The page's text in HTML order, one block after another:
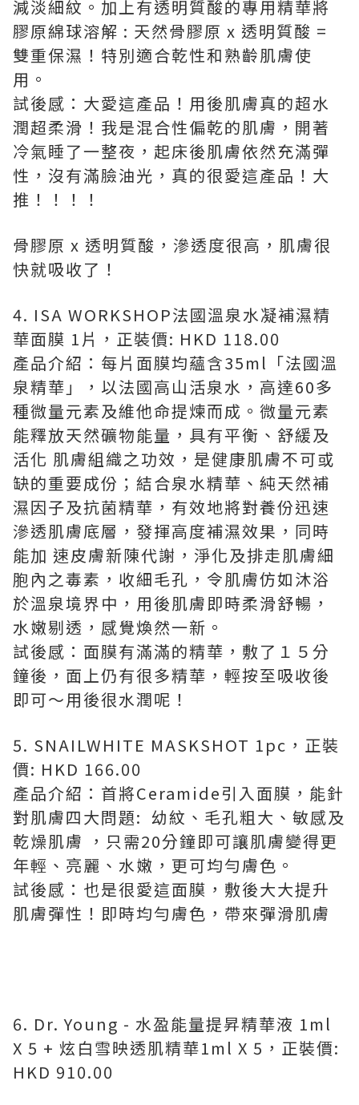
減淡細紋。加上有透明質酸的專用精華將
膠原綿球溶解 : 天然骨膠原 x 透明質酸 =
雙重保濕！特別適合乾性和熟齡肌膚使
用。
試後感：大愛這產品！用後肌膚真的超水
潤超柔滑！我是混合性偏乾的肌膚，開著
冷氣睡了一整夜，起床後肌膚依然充滿彈
性，沒有滿臉油光，真的很愛這產品！大
推！！！！
骨膠原 x 透明質酸，滲透度很高，肌膚很
快就吸收了！
4. ISA WORKSHOP法國溫泉水凝補濕精
華面膜 1片，正裝價: HKD 118.00
產品介紹：每片面膜均蘊含35ml「法國溫
泉精華」，以法國高山活泉水，高達60多
種微量元素及維他命提煉而成。微量元素
能釋放天然礦物能量，具有平衡、舒緩及
活化 肌膚組織之功效，是健康肌膚不可或
缺的重要成份；結合泉水精華、純天然補
濕因子及抗菌精華，有效地將對養份迅速
滲透肌膚底層，發揮高度補濕效果，同時
能加 速皮膚新陳代謝，淨化及排走肌膚細
胞內之毒素，收細毛孔，令肌膚仿如沐浴
於溫泉境界中，用後肌膚即時柔滑舒暢，
水嫩剔透，感覺煥然一新。
試後感：面膜有滿滿的精華，敷了１５分
鐘後，面上仍有很多精華，輕按至吸收後
即可～用後很水潤呢！
5. SNAILWHITE MASKSHOT 1pc，正裝
價: HKD 166.00
產品介紹：首將Ceramide引入面膜，能針
對肌膚四大問題: 幼紋、毛孔粗大、敏感及
乾燥肌膚 ，只需20分鐘即可讓肌膚變得更
年輕、亮麗、水嫩，更可均勻膚色。
試後感：也是很愛這面膜，敷後大大提升
肌膚彈性！即時均勻膚色，帶來彈滑肌膚
6. Dr. Young - 水盈能量提昇精華液 1ml
X 5 + 炫白雪映透肌精華1ml X 5，正裝價:
HKD 910.00